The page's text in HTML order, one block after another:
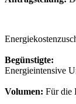
Begünstigte:
Energieintensive
Volumen: Für die